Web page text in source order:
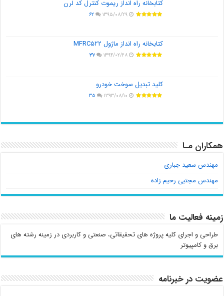
کتابخانه راه انداز ریموت کنترل کد لرن
۱۳۹۵/۰۸/۲۹ ۶۲
کتابخانه راه انداز ماژول MFRC۵۲۲
۱۳۹۴/۰۲/۲۸ ۳۷
کلید تبدیل سوخت خودرو
۱۳۹۳/۰۸/۱۰ ۳۵
همکاران مـا
مهندس سعید جباری
مهندس مجتبی رحیم زاده
زمینه فعالیت ما
طراحی و اجرای کلیه پروژه های تحقیقاتی، صنعتی و کاربردی در زمینه رشته های
برق و کامپیوتر
عضویت در خبرنامه